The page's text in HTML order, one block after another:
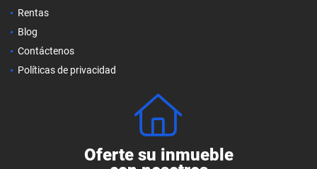
Rentas
Blog
Contáctenos
Políticas de privacidad
Oferte su inmueble